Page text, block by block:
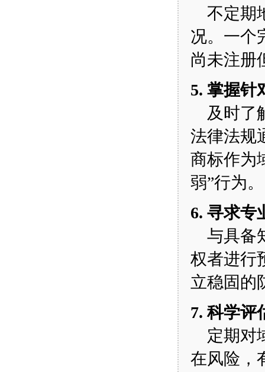
不定期
况。一个
尚未注册
5. 掌握针
及时了
法律法规
商标作为
弱”行为。
6. 寻求专
与具备
权者进行
立稳固的
7. 科学评
定期对
在风险，